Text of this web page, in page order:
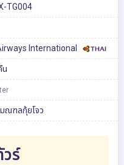
TG004
International
น
มณฑลกุ้ยโจว
วร์